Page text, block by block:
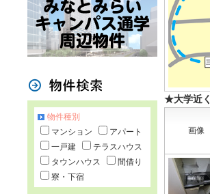
★大学近く
画像
物件種別
マンション
アパート
一戸建
テラスハウス
タウンハウス
間借り
寮・下宿